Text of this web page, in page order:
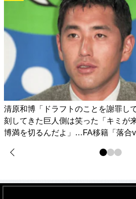
清原和博「ドラフトのことを謝罪し
刻してきた巨人側は笑った「キミが
博満を切るんだよ」…FA移籍「落合